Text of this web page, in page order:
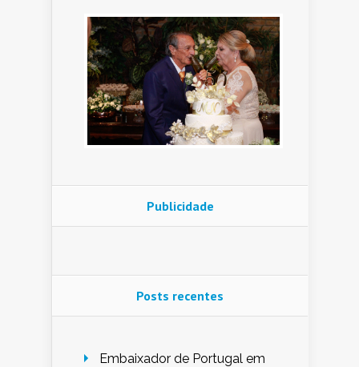
Publicidade
Posts recentes
Embaixador de Portugal em